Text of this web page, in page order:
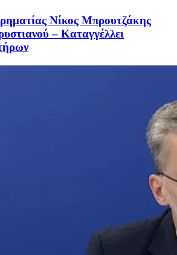
Νίκος Μπρουτζάκης
– Καταγγέλλει